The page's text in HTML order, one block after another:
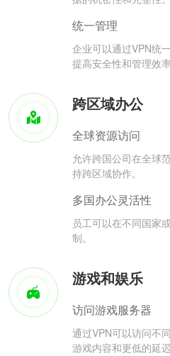
统一管理
企业可以通过VPN统
提高安全性和管理效率
跨区域办公
全球资源访问
允许跨国公司在全球
持跨区域协作。
多国办公灵活性
员工可以在不同国家
制。
游戏和娱乐
访问游戏服务器
通过VPN可以访问不
游戏内容和更低的延迟